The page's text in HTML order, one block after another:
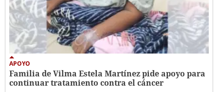
APOYO
Familia de Vilma Estela Martínez pide apoyo para
continuar tratamiento contra el cáncer